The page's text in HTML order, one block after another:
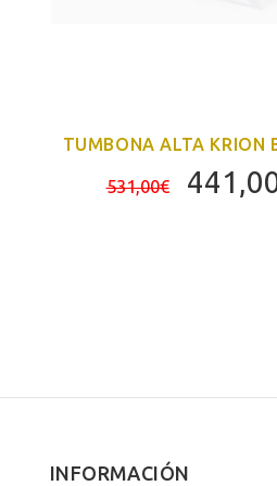
TUMBONA ALTA KRION
531,00€
El
INFORMACIÓN